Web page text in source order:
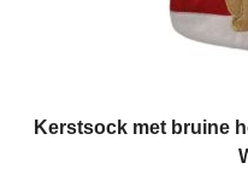
Kerstsock met bruine